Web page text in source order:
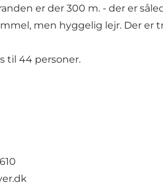
er der 300 m. - der er
men hyggelig lejr. Der
til 44 personer.